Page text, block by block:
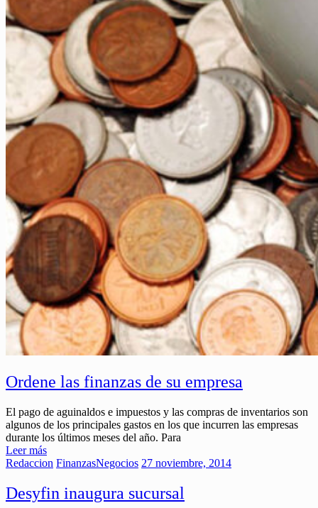
Ordene las finanzas de su empresa
El pago de aguinaldos e impuestos y las compras de inventarios son
algunos de los principales gastos en los que incurren las empresas
durante los últimos meses del año. Para
Leer más
Redaccion FinanzasNegocios 27 noviembre, 2014
Desyfin inaugura sucursal